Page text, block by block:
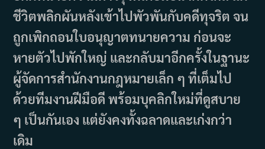
ชีวิตพลิกผันหลังเข้าไปพัวพันกับคดีทุจริต จน
ถูกเพิกถอนใบอนุญาตทนายความ ก่อนจะ
หายตัวไปพักใหญ่ และกลับมาอีกครั้งในฐานะ
ผู้จัดการสำนักงานกฎหมายเล็ก ๆ ที่เต็มไป
ด้วยทีมงานฝีมือดี พร้อมบุคลิกใหม่ที่ดูสบาย
ๆ เป็นกันเอง แต่ยังคงทั้งฉลาดและเก่งกว่า
เดิม